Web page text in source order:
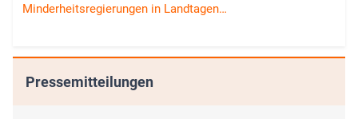
Minderheitsregierungen in Landtagen…
Pressemitteilungen